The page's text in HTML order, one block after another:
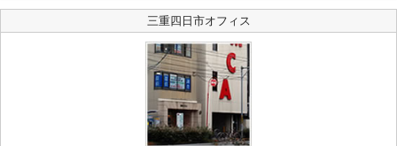
三重四日市オフィス